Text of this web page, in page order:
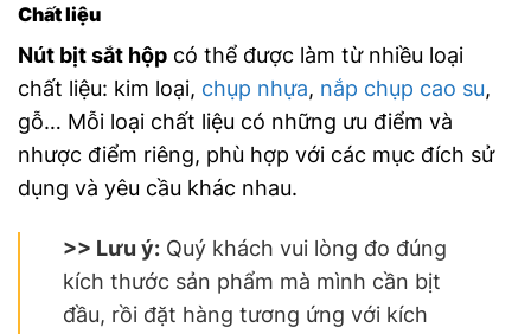
Chất liệu
Nút bịt sắt hộp có thể được làm từ nhiều loại
chất liệu: kim loại, chụp nhựa, nắp chụp cao su,
gỗ… Mỗi loại chất liệu có những ưu điểm và
nhược điểm riêng, phù hợp với các mục đích sử
dụng và yêu cầu khác nhau.
>> Lưu ý: Quý khách vui lòng đo đúng
kích thước sản phẩm mà mình cần bịt
đầu, rồi đặt hàng tương ứng với kích